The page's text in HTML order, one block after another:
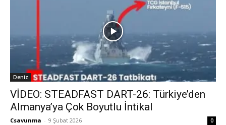
Deniz
VİDEO: STEADFAST DART-26: Türkiye’den
Almanya’ya Çok Boyutlu İntikal
Csavunma - 9 Şubat 2026 0